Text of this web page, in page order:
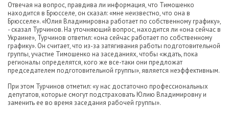
Отвечая на вопрос, правдива ли информация, что Тимошенко
находится в Брюсселе, он сказал: «мне неизвестно, что она в
Брюсселе». «Юлия Владимировна работает по собственному графику»,
- сказал Турчинов. На уточняющий вопрос, находится ли «она сейчас в
Украине», Турчинов ответил: «она сейчас работает по собственному
графику». Он считает, что из-за затягивания работы подготовительной
группы, участие Тимошенко на заседаниях, чтобы «ждать, пока
регионалы определятся, кого же все-таки они предложат
председателем подготовительной группы», является неэффективным.
При этом Турчинов отметил: «у нас достаточно профессиональных
депутатов, которые смогут подстраховать Юлию Владимировну и
заменить ее во время заседания рабочей группы».